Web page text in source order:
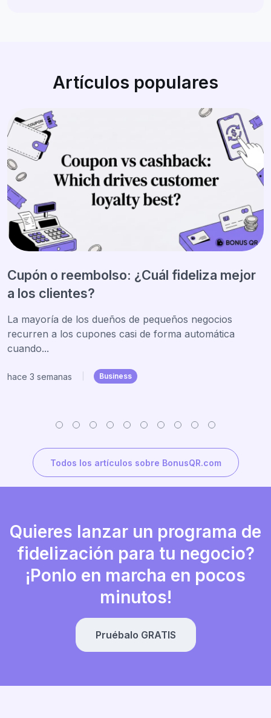
Artículos populares
Cupón o reembolso: ¿Cuál fideliza mejor
a los clientes?
La mayoría de los dueños de pequeños negocios
recurren a los cupones casi de forma automática
cuando...
hace 3 semanas Business
Todos los artículos sobre BonusQR.com
Quieres lanzar un programa de
fidelización para tu negocio?
¡Ponlo en marcha en pocos
minutos!
Pruébalo GRATIS